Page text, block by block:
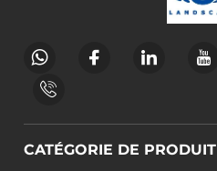
CATÉGORIE DE PRODUIT